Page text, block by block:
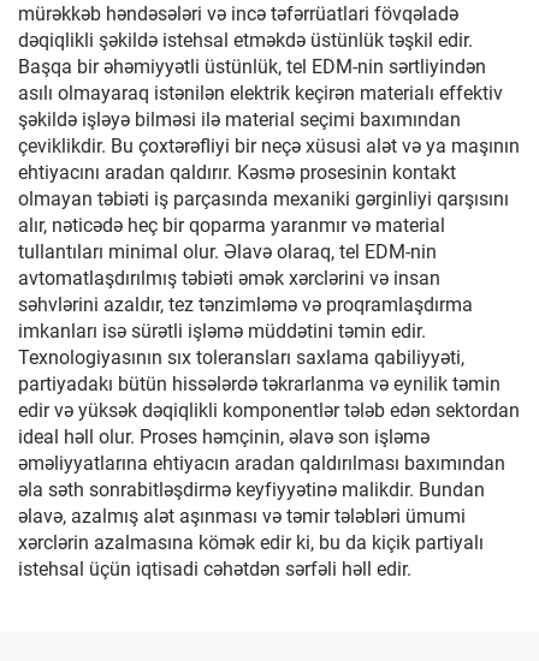
mürəkkəb həndəsələri və incə təfərrüatlari fövqəladə
dəqiqlikli şəkildə istehsal etməkdə üstünlük təşkil edir.
Başqa bir əhəmiyyətli üstünlük, tel EDM-nin sərtliyindən
asılı olmayaraq istənilən elektrik keçirən materialı effektiv
şəkildə işləyə bilməsi ilə material seçimi baxımından
çeviklikdir. Bu çoxtərəfliyi bir neçə xüsusi alət və ya maşının
ehtiyacını aradan qaldırır. Kəsmə prosesinin kontakt
olmayan təbiəti iş parçasında mexaniki gərginliyi qarşısını
alır, nəticədə heç bir qoparma yaranmır və material
tullantıları minimal olur. Əlavə olaraq, tel EDM-nin
avtomatlaşdırılmış təbiəti əmək xərclərini və insan
səhvlərini azaldır, tez tənzimləmə və proqramlaşdırma
imkanları isə sürətli işləmə müddətini təmin edir.
Texnologiyasının sıx toleransları saxlama qabiliyyəti,
partiyadakı bütün hissələrdə təkrarlanma və eynilik təmin
edir və yüksək dəqiqlikli komponentlər tələb edən sektordan
ideal həll olur. Proses həmçinin, əlavə son işləmə
əməliyyatlarına ehtiyacın aradan qaldırılması baxımından
əla səth sonrabitləşdirmə keyfiyyətinə malikdir. Bundan
əlavə, azalmış alət aşınması və təmir tələbləri ümumi
xərclərin azalmasına kömək edir ki, bu da kiçik partiyalı
istehsal üçün iqtisadi cəhətdən sərfəli həll edir.